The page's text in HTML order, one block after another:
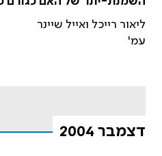
ליאור רייכל ואייל שיינר
עמ'
דצמבר 2004